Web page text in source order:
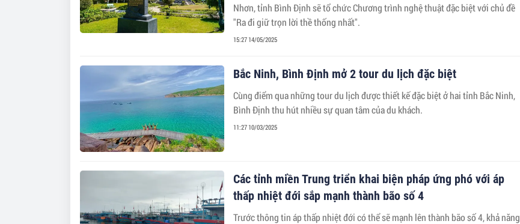
Nhơn, tỉnh Bình Định sẽ tổ chức Chương trình nghệ thuật đặc biệt với chủ đề
"Ra đi giữ trọn lời thề thống nhất".
15:27 14/05/2025
Bắc Ninh, Bình Định mở 2 tour du lịch đặc biệt
Cùng điểm qua những tour du lịch được thiết kế đặc biệt ở hai tỉnh Bắc Ninh,
Bình Định thu hút nhiều sự quan tâm của du khách.
11:27 10/03/2025
Các tỉnh miền Trung triển khai biện pháp ứng phó với áp
thấp nhiệt đới sắp mạnh thành bão số 4
Trước thông tin áp thấp nhiệt đới có thể sẽ mạnh lên thành bão số 4, khả năng